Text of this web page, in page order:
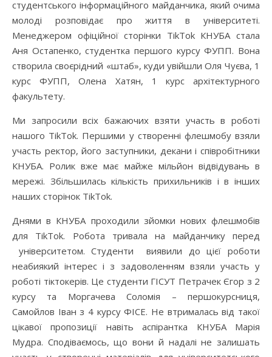
студентського інформаційного майданчика, який очима
молоді розповідає про життя в університеті.
Менеджером офіційної сторінки TikTok КНУБА стала
Аня Остапенко, студентка першого курсу ФУПП. Вона
створила своєрідний «штаб», куди увійшли Оля Чуєва, 1
курс ФУПП, Олена Хатян, 1 курс архітектурного
факультету.
Ми запросили всіх бажаючих взяти участь в роботі
нашого TikTok. Першими у створенні флешмобу взяли
участь ректор, його заступники, декани і співробітники
КНУБА. Ролик вже має майже мільйон відвідувань в
мережі. Збільшилась кількість прихильників і в інших
наших сторінок TikTok.
Днями в КНУБА проходили зйомки нових флешмобів
для TikTok. Робота тривала на майданчику перед
університетом. Студенти виявили до цієї роботи
неабиякий інтерес і з задоволенням взяли участь у
роботі тіктокерів. Це студенти ГІСУТ Петрачек Єгор з 2
курсу та Моргачева Соломія – першокурсниця,
Самойлов Іван з 4 курсу ФІСЕ. Не втрималась від такої
цікавої пропозиції навіть аспірантка КНУБА Марія
Мудра. Сподіваємось, що вони й надалі не залишать